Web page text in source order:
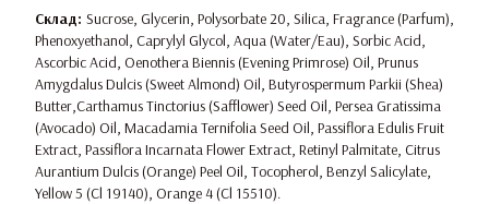
Склад: Sucrose, Glycerin, Polysorbate 20, Silica, Fragrance (Parfum),
Phenoxyethanol, Caprylyl Glycol, Aqua (Water/Eau), Sorbic Acid,
Ascorbic Acid, Oenothera Biennis (Evening Primrose) Oil, Prunus
Amygdalus Dulcis (Sweet Almond) Oil, Butyrospermum Parkii (Shea)
Butter,Carthamus Tinctorius (Safflower) Seed Oil, Persea Gratissima
(Avocado) Oil, Macadamia Ternifolia Seed Oil, Passiflora Edulis Fruit
Extract, Passiflora Incarnata Flower Extract, Retinyl Palmitate, Citrus
Aurantium Dulcis (Orange) Peel Oil, Tocopherol, Benzyl Salicylate,
Yellow 5 (Cl 19140), Orange 4 (Cl 15510).